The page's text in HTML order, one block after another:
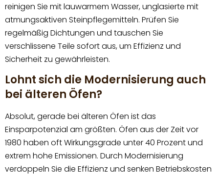
reinigen Sie mit lauwarmem Wasser, unglasierte mit
atmungsaktiven Steinpflegemitteln. Prüfen Sie
regelmäßig Dichtungen und tauschen Sie
verschlissene Teile sofort aus, um Effizienz und
Sicherheit zu gewährleisten.
Lohnt sich die Modernisierung auch
bei älteren Öfen?
Absolut, gerade bei älteren Öfen ist das
Einsparpotenzial am größten. Öfen aus der Zeit vor
1980 haben oft Wirkungsgrade unter 40 Prozent und
extrem hohe Emissionen. Durch Modernisierung
verdoppeln Sie die Effizienz und senken Betriebskosten